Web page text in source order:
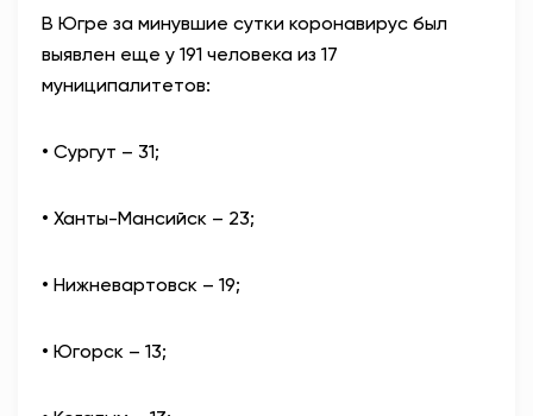
ЭТО У НАС СЕМЕЙНОЕ
АНТИТЕРРОР
82,17
В Югре за минувшие сутки коронавирус был
выявлен еще у 191 человека из 17
муниципалитетов:
• Сургут – 31;
• Ханты-Мансийск – 23;
• Нижневартовск – 19;
• Югорск – 13;